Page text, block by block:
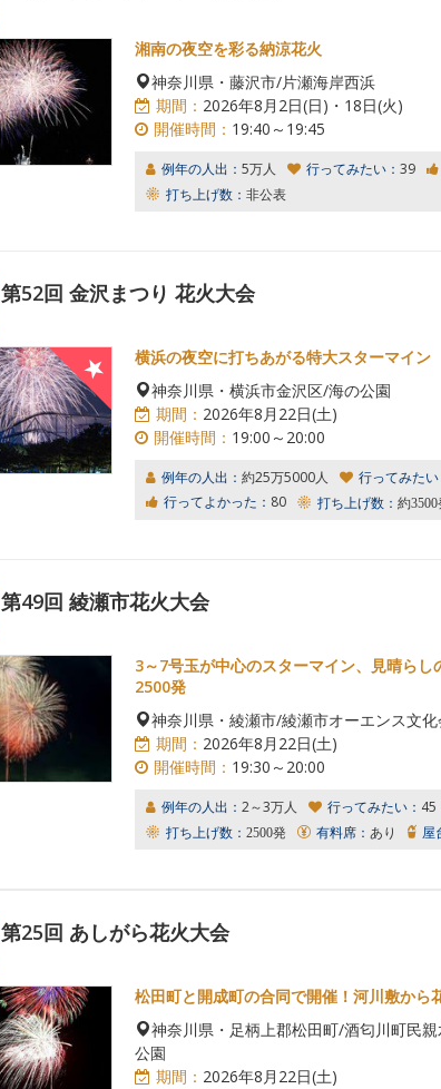
湘南の夜空を彩る納涼花火
神奈川県・藤沢市/片瀬海岸西浜
期間： 2026年8月2日(日)・18日(火)
開催時間： 19:40～19:45
例年の人出： 5万人 行ってみたい： 39
打ち上げ数： 非公表
第52回 金沢まつり 花火大会
横浜の夜空に打ちあがる特大スターマイン
神奈川県・横浜市金沢区/海の公園
期間： 2026年8月22日(土)
開催時間： 19:00～20:00
例年の人出： 約25万5000人 行ってみたい
行ってよかった： 80 打ち上げ数： 約3500
第49回 綾瀬市花火大会
3～7号玉が中心のスターマイン、見晴らし
2500発
神奈川県・綾瀬市/綾瀬市オーエンス文
期間： 2026年8月22日(土)
開催時間： 19:30～20:00
例年の人出： 2～3万人 行ってみたい： 45
打ち上げ数： 2500発 有料席： あり 屋
第25回 あしがら花火大会
松田町と開成町の合同で開催！河川敷から
神奈川県・足柄上郡松田町/酒匂川町民
公園
期間： 2026年8月22日(土)